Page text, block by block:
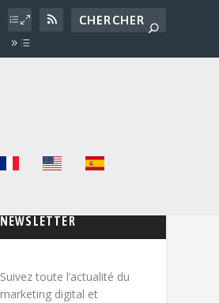
NEWSLETTER
Suivez toute l’actualité du
marketing digital et